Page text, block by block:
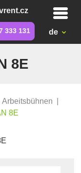
333 131 de
8E
Arbeitsbühnen
8E